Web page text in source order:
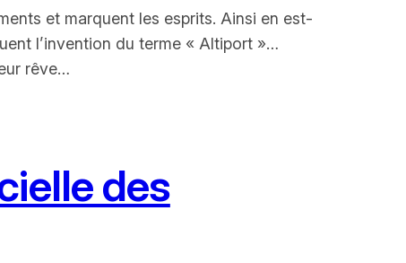
et marquent les esprits. Ainsi en est-
l’invention du terme « Altiport »…
rêve…
des